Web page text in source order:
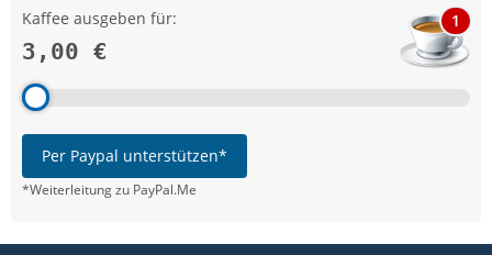
Kaffee ausgeben für:
3,00 €
1
Per Paypal unterstützen*
*Weiterleitung zu PayPal.Me